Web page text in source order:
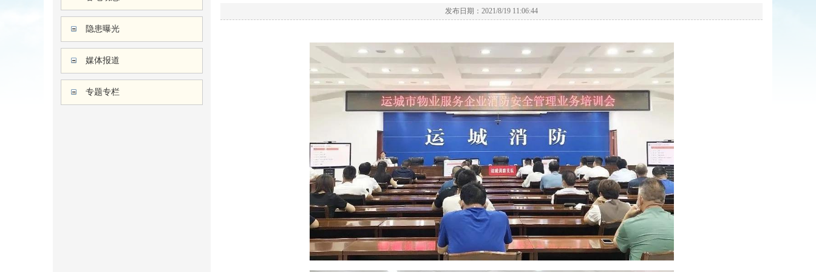
隐患曝光
媒体报道
专题专栏
发布日期：2021/8/19 11:06:44